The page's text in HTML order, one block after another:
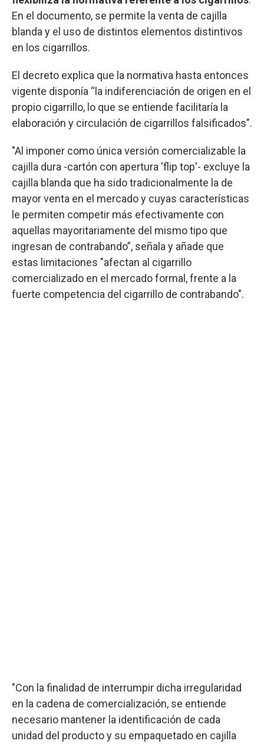
En el documento, se permite la venta de cajilla
blanda y el uso de distintos elementos distintivos
en los cigarrillos.
El decreto explica que la normativa hasta entonces
vigente disponía “la indiferenciación de origen en el
propio cigarrillo, lo que se entiende facilitaría la
elaboración y circulación de cigarrillos falsificados".
"Al imponer como única versión comercializable la
cajilla dura -cartón con apertura 'flip top'- excluye la
cajilla blanda que ha sido tradicionalmente la de
mayor venta en el mercado y cuyas características
le permiten competir más efectivamente con
aquellas mayoritariamente del mismo tipo que
ingresan de contrabando”, señala y añade que
estas limitaciones "afectan al cigarrillo
comercializado en el mercado formal, frente a la
fuerte competencia del cigarrillo de contrabando".
"Con la finalidad de interrumpir dicha irregularidad
en la cadena de comercialización, se entiende
necesario mantener la identificación de cada
unidad del producto y su empaquetado en cajilla